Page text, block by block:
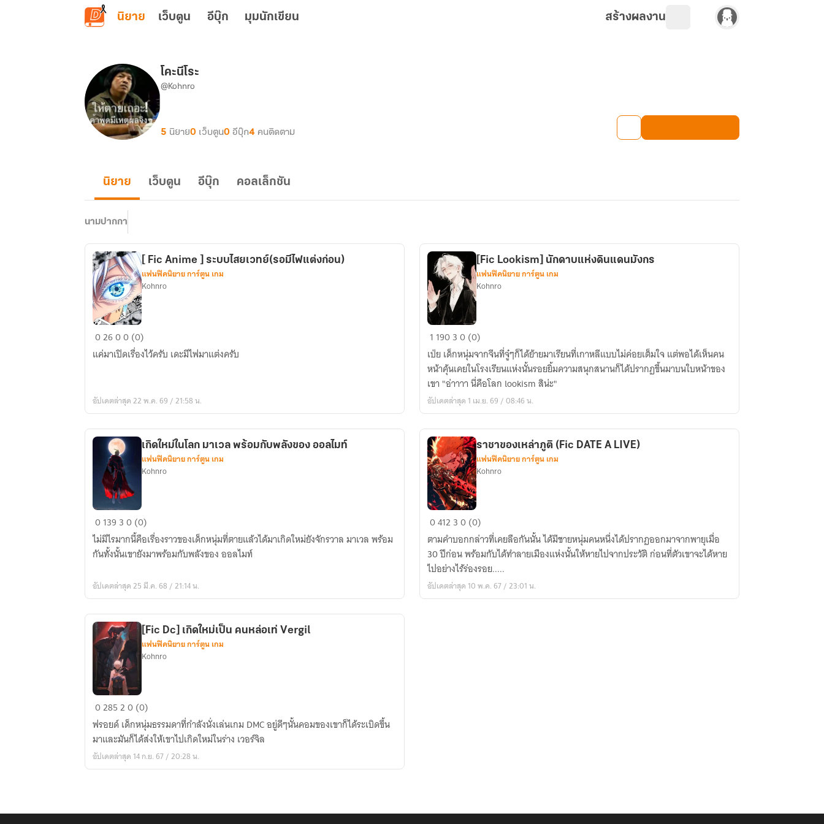
ข้ามไปยังเนื้อหาหลัก
นิยาย เว็บตูน อีบุ๊ก มุมนักเขียน สร้างผลงาน
โคะนีโระ
@Kohnro
5 นิยาย0 เว็บตูน0 อีบุ๊ก4 คนติดตาม
นิยาย เว็บตูน อีบุ๊ก คอลเล็กชัน
นามปากกา
Fic
Anime
ไสย
มี
แต่ง
ก่อน)
[ Fic Anime ] ระบบไสยเวทย์(รอมีไฟแต่งก่อน)
แฟนฟิคนิยาย การ์ตูน เกม
Kohnro
02600 (0)
แค่มาเปิดเรื่องไว้ครับ เดะมีไฟมาแต่งครับ
อัปเดตล่าสุด 22 พ.ค. 69 / 21:58 น.
[Fic
Lookism]
นัก
ดาบ
แห่ง
ดิน
มังกร
[Fic Lookism] นักดาบแห่งดินแดนมังกร
แฟนฟิคนิยาย การ์ตูน เกม
Kohnro
1 19030 (0)
เป่ย เด็กหนุ่มจากจีนที่จู๋ๆก็ได้ย้ายมาเรียนที่เกาหลีแบบไม่ค่อยเต็มใจ แต่พอได้เห็นคน
หน้าคุ้นเคยในโรงเรียนแห่งนั้นรอยยิ้มความสนุกสนานก็ได้ปรากฏขึ้นมาบนใบหน้าของ
เขา "อ่าาาา นี่คือโลก lookism สิน่ะ"
อัปเดตล่าสุด 1 เม.ย. 69 / 08:46 น.
เกิด
ใหม่
ใน
โลก
เวล
กับ
พลัง
ของ
ออลไมท์
เกิดใหม่ในโลก มาเวล พร้อมกับพลังของ ออลไมท์
แฟนฟิคนิยาย การ์ตูน เกม
Kohnro
0139 30 (0)
ไม่มีไรมากนี้คือเรื่องราวของเด็กหนุ่มที่ตายแล้วได้มาเกิดใหม่ยังจักรวาล มาเวล พร้อม
กันทั้งนั้นเขายังมาพร้อมกับพลังของ ออลไมท์
อัปเดตล่าสุด 25 มี.ค. 68 / 21:14 น.
ราชา
เหล่า
ภูติ
(Fic
DATE
ราชาของเหล่าภูติ (Fic DATE A LIVE)
แฟนฟิคนิยาย การ์ตูน เกม
Kohnro
0412 30 (0)
ตามคำบอกกล่าวที่เคยลือกันนั้น ได้มีชายหนุ่มคนหนึ่งได้ปรากฏออกมาจากพายุเมื่อ
30 ปีก่อน พร้อมกับได้ทำลายเมืองแห่งนั้นให้หายไปจากประวัติ ก่อนที่ตัวเขาจะได้หาย
ไปอย่างไร้ร่องรอย.....
อัปเดตล่าสุด 10 พ.ค. 67 / 23:01 น.
[Fic
Dc]
เกิด
ใหม่
เป็น
[Fic Dc] เกิดใหม่เป็น คนหล่อเท่ Vergil
แฟนฟิคนิยาย การ์ตูน เกม
Kohnro
028520 (0)
ฟรอยด์ เด็กหนุ่มธรรมดาที่กำลังนั่งเล่นเกม DMC อยู่ดีๆนั้นคอมของเขาก็ได้ระเบิดขึ้น
มาและมันก็ได้ส่งให้เขาไปเกิดใหม่ในร่าง เวอร์จิล
อัปเดตล่าสุด 14 ก.ย. 67 / 20:28 น.